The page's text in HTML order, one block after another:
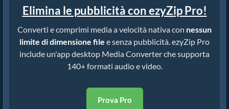
Elimina le pubblicità con ezyZip Pro!
Converti e comprimi media a velocità nativa con nessun
limite di dimensione file e senza pubblicità. ezyZip Pro
include un'app desktop Media Converter che supporta
140+ formati audio e video.
Prova Pro